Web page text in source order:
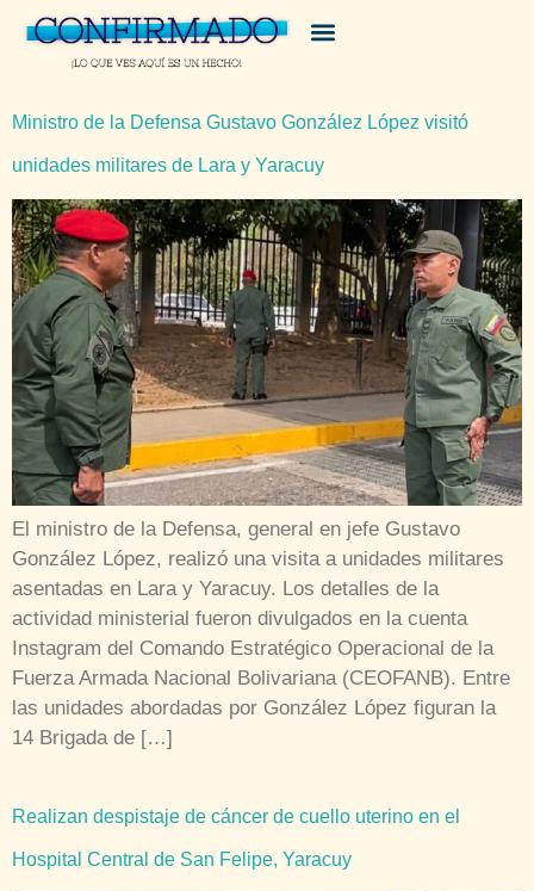
Ministro de la Defensa Gustavo González López visitó
unidades militares de Lara y Yaracuy
El ministro de la Defensa, general en jefe Gustavo
González López, realizó una visita a unidades militares
asentadas en Lara y Yaracuy. Los detalles de la
actividad ministerial fueron divulgados en la cuenta
Instagram del Comando Estratégico Operacional de la
Fuerza Armada Nacional Bolivariana (CEOFANB). Entre
las unidades abordadas por González López figuran la
14 Brigada de […]
Realizan despistaje de cáncer de cuello uterino en el
Hospital Central de San Felipe, Yaracuy